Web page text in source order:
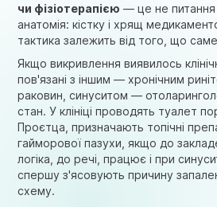
чи фізіотерапією — це не питання
анатомія: кістку і хрящ
тактика залежить від того, що
Якщо викривлення виявилось
пов'язані з іншим — хронічним
раковин, синуситом —
стан. У клініці проводять туалет
Проєтца, призначають топічні
гайморової пазухи , якщо до
логіка, до речі, працює і при
спершу з'ясовують причину
схему.